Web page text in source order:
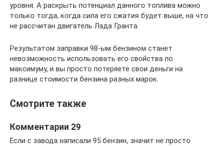
уровня. А раскрыть потенциал данного топлива можно
только тогда, когда сила его сжатия будет выше, на что
не рассчитан двигатель Лада Гранта.
Результатом заправки 98-ым бензином станет
невозможность использовать его свойства по
максимуму, и вы просто потеряете свои деньги на
разнице стоимости бензина разных марок.
Смотрите также
Комментарии 29
Если с завода написали 95 бензин, значит не просто